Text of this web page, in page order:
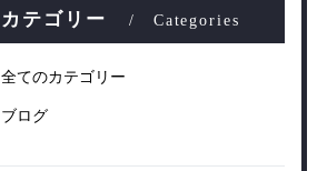
カテゴリー Categories
全てのカテゴリー
ブログ